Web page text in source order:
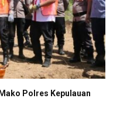
Polres Kepulauan